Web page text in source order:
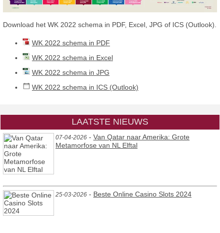
Download het WK 2022 schema in PDF, Excel, JPG of ICS (Outlook).
WK 2022 schema in PDF
WK 2022 schema in Excel
WK 2022 schema in JPG
WK 2022 schema in ICS (Outlook)
LAATSTE NIEUWS
07-04-2026 - Van Qatar naar Amerika: Grote
Metamorfose van NL Elftal
25-03-2026 - Beste Online Casino Slots 2024